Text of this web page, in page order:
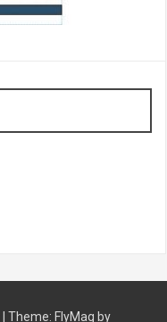
Theme: FlyMag by